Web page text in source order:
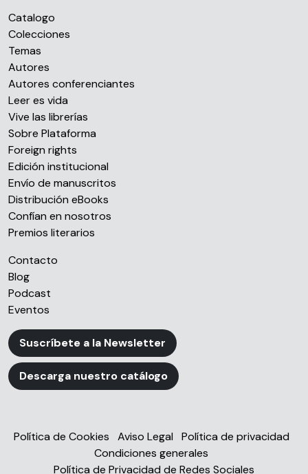
Catalogo
Colecciones
Temas
Autores
Autores conferenciantes
Leer es vida
Vive las librerías
Sobre Plataforma
Foreign rights
Edición institucional
Envío de manuscritos
Distribución eBooks
Confían en nosotros
Premios literarios
Contacto
Blog
Podcast
Eventos
Suscríbete a la Newsletter
Descarga nuestro catálogo
Política de Cookies Aviso Legal
Política de privacidad
Condiciones generales
Política de Privacidad de Redes Sociales